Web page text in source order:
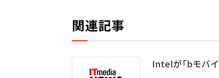
関連記事
Intelが「bモバ